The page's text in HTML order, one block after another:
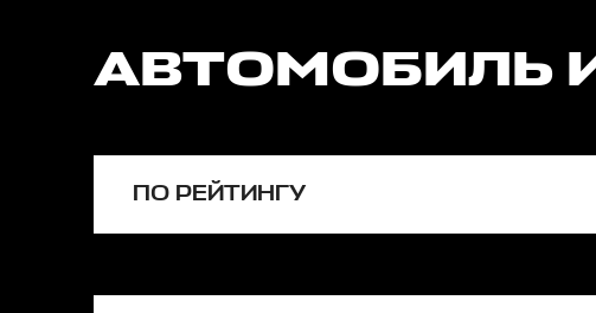
АВТОМОБИЛЬ
ПО РЕЙТИНГУ